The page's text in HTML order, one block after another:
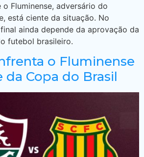
o Fluminense, adversário do
está ciente da situação. No
ainda depende da aprovação da
futebol brasileiro.
o Fluminense
da Copa do Brasil